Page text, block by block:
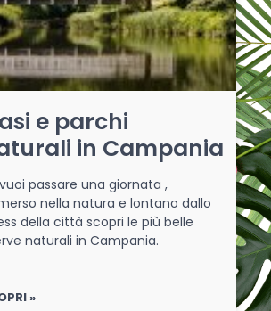
e parchi
in Campania
passare una giornata ,
nella natura e lontano dallo
della città scopri le più belle
naturali in Campania.
»